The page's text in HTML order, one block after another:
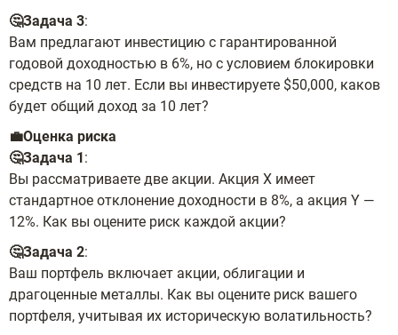
🤔Задача 3:
Вам предлагают инвестицию с гарантированной
годовой доходностью в 6%, но с условием блокировки
средств на 10 лет. Если вы инвестируете $50,000, каков
будет общий доход за 10 лет?
💼Оценка риска
🤔Задача 1:
Вы рассматриваете две акции. Акция X имеет
стандартное отклонение доходности в 8%, а акция Y —
12%. Как вы оцените риск каждой акции?
🤔Задача 2:
Ваш портфель включает акции, облигации и
драгоценные металлы. Как вы оцените риск вашего
портфеля, учитывая их историческую волатильность?